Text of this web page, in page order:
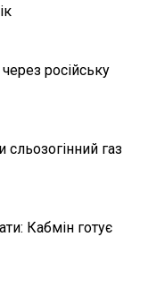
російську
газ
Кабмін готує